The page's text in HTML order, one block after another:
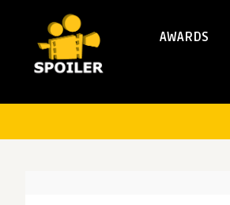
AWARDS